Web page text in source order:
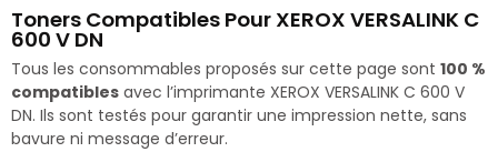
Toners Compatibles Pour XEROX VERSALINK C
600 V DN
Tous les consommables proposés sur cette page sont 100 %
compatibles avec l’imprimante XEROX VERSALINK C 600 V
DN. Ils sont testés pour garantir une impression nette, sans
bavure ni message d’erreur.